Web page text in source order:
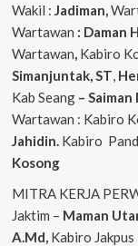
Wakil : Jadiman,
Wartawan : Daman
Wartawan, Kabiro
Simanjuntak, ST,
Kab Seang–
Wartawan : Kabiro
Jahidin. Kabiro
Kosong
MITRA KERJA
Jaktim – Maman
A.Md, Kabiro Jakpus